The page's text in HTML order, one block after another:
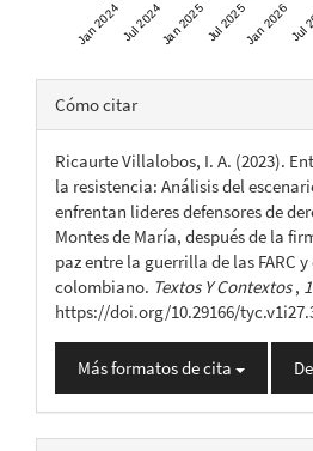
Jan 2024Jul 2024Jan 2025Jul 2025Jan 2026Jul
Detalles
del
artículo
Cómo citar
Ricaurte Villalobos, I. A. (2023).
la resistencia: Análisis del
enfrentan lideres defensores de
Montes de María, después de la
paz entre la guerrilla de las FARC
colombiano. Textos Y Contextos, 1
https://doi.org/10.29166/
Más formatos de cita